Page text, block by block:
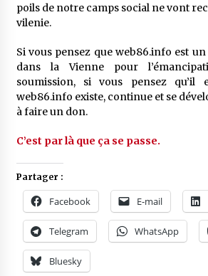
poils de notre camps social ne vont
vilenie.
Si vous pensez que web86.info est
dans la Vienne pour
soumission, si vous pensez qu’il
web86.info existe, continue et se
à faire un don.
C’est par là que ça se passe.
Partager :
Facebook E-mail
Telegram WhatsApp
Bluesky